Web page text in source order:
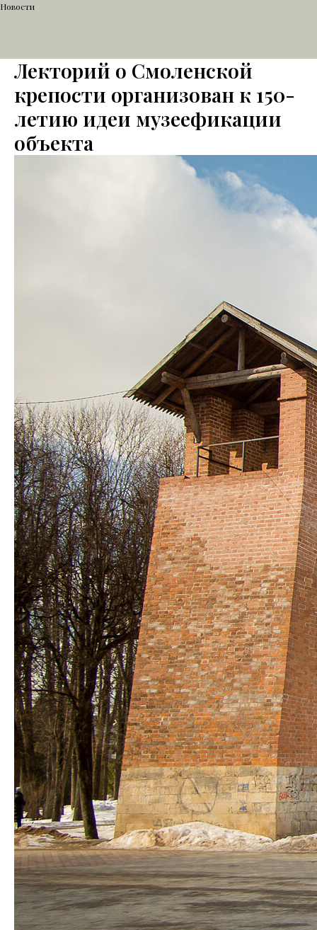
Новости
Лекторий о Смоленской
крепости организован к 150-
летию идеи музеефикации
объекта